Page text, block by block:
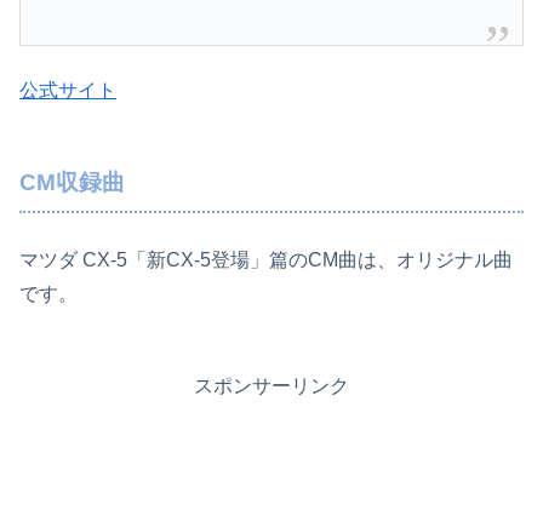
公式サイト
CM収録曲
マツダ CX-5「新CX-5登場」篇のCM曲は、オリジナル曲
です。
スポンサーリンク